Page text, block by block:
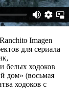
Imagen
для сериала
белых ходоков
дом» (восьмая
ходоков с